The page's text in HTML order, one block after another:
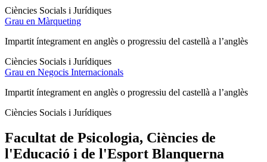
Ciències Socials i Jurídiques
Grau en Màrqueting
Impartit íntegrament en anglès o progressiu del castellà a l’anglès
Ciències Socials i Jurídiques
Grau en Negocis Internacionals
Impartit íntegrament en anglès o progressiu del castellà a l’anglès
Ciències Socials i Jurídiques
Facultat de Psicologia, Ciències de
l'Educació i de l'Esport Blanquerna